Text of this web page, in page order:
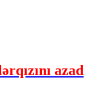
azad